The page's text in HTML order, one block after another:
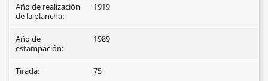
Año de realización
de la plancha:
1919
Año de
estampación:
1989
Tirada: 75